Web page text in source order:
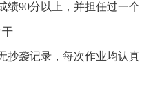
绩90分以上，并担任过一个
干
抄袭记录，每次作业均认真